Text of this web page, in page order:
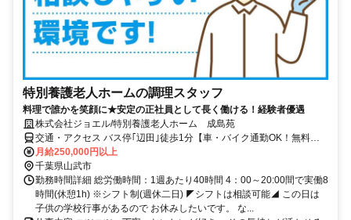
特別養護老人ホームの調理スタッフ
料理で誰かを笑顔に★安定の正社員として長く働ける！経験者優遇
株式会社ジョエル/特別養護老人ホーム 成島苑
交通・アクセス バス停｢辺田｣徒歩1分【車・バイク通勤OK！無料駐
車場あり✨】交通費規定支給
月給250,000円以上
千葉県山武市
勤務時間詳細 総労働時間：1週あたり40時間 4：00～20:00間で実働8
時間(休憩1h) ※シフト制(週休二日) ◤シフトは相談可能◢ この日は
子供の学校行事があるので お休みしたいです。 な...